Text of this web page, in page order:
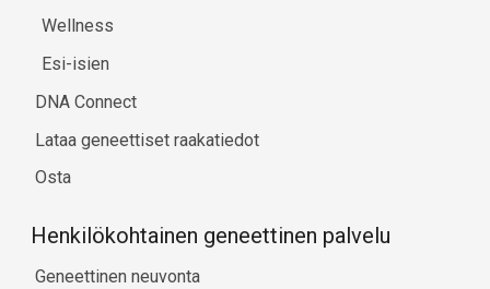
Wellness
Esi-isien
DNA Connect
Lataa geneettiset raakatiedot
Osta
Henkilökohtainen geneettinen palvelu
Geneettinen neuvonta